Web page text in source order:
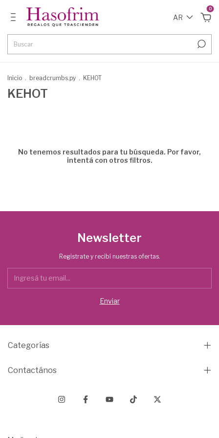
AR
0
Inicio . breadcrumbs.py . KEHOT
KEHOT
No tenemos resultados para tu búsqueda. Por favor,
intentá con otros filtros.
Newsletter
Registrate y recibí nuestras ofertas.
Categorías
Contactános